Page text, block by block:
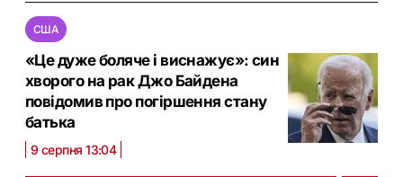
США
«Це дуже боляче і виснажує»: син
хворого на рак Джо Байдена
повідомив про погіршення стану
батька
9 серпня 13:04